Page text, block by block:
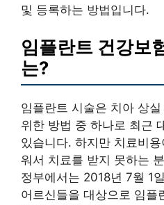
및 등록하는 방법입니다.
임플란트 건강보
는?
임플란트 시술은 치아 상
위한 방법 중 하나로 최근
있습니다. 하지만 치료비
워서 치료를 받지 못하는
정부에서는 2018년 7월 1
어르신들을 대상으로 임플